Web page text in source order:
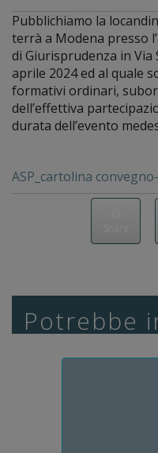
Pubblichiamo la
terrà a Modena presso
di Giurisprudenza in Via
aprile 2024 ed al quale
formativi ordinari,
dell’effettiva
durata dell’evento
ASP_cartolina
Potrebbe